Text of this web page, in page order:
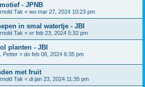
- JPNB
Tak « wo mar 27, 2024 10:23 pm
in smal watertje - JBI
Tak « vr feb 23, 2024 5:32 pm
planten - JBI
Petter « do feb 08, 2024 6:35 pm
met fruit
Tak « di jan 23, 2024 11:35 pm